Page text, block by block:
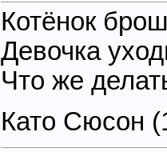
Котёнок
Девочка
Что же
Като Сюсон